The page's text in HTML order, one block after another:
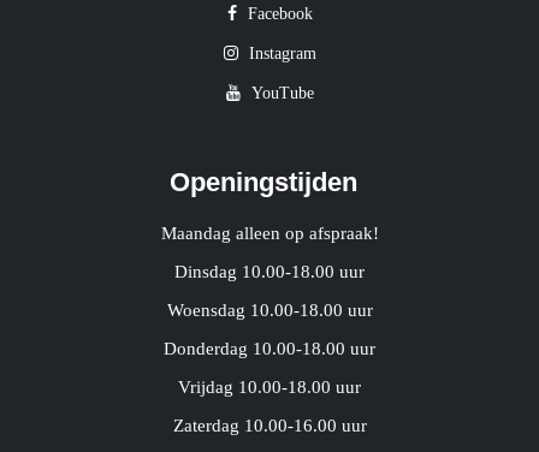
Facebook
Instagram
YouTube
Openingstijden
Maandag alleen op afspraak!
Dinsdag 10.00-18.00 uur
Woensdag 10.00-18.00 uur
Donderdag 10.00-18.00 uur
Vrijdag 10.00-18.00 uur
Zaterdag 10.00-16.00 uur